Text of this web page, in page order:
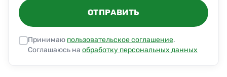
ОТПРАВИТЬ
Принимаю пользовательское соглашение.
Соглашаюсь на обработку персональных данных